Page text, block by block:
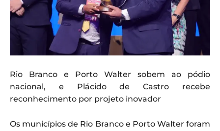
Rio Branco e Porto Walter sobem ao pódio
nacional, e Plácido de Castro recebe
reconhecimento por projeto inovador
Os municípios de Rio Branco e Porto Walter foram